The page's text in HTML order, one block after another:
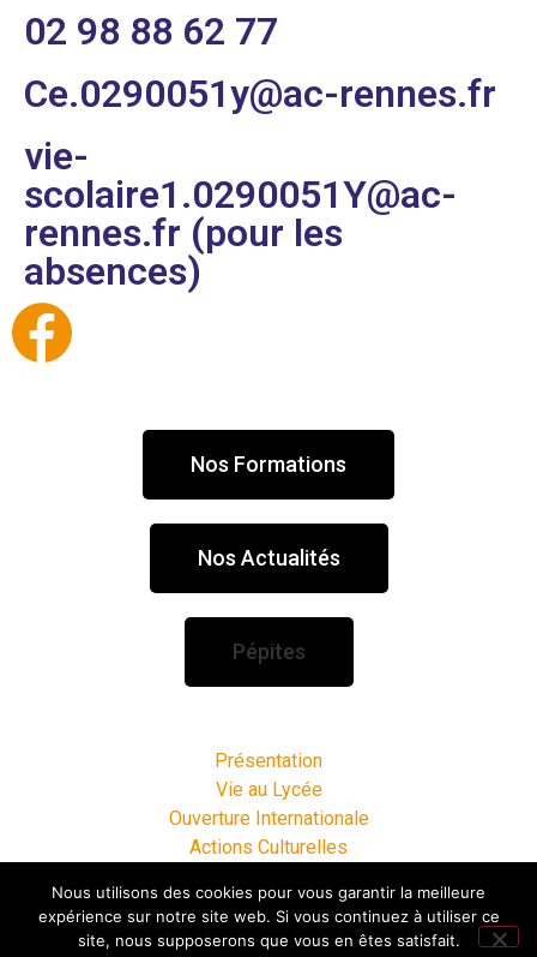
02 98 88 62 77
Ce.0290051y@ac-rennes.fr
vie-
scolaire1.0290051Y@ac-
rennes.fr (pour les
absences)
Nos Formations
Nos Actualités
Pépites
Présentation
Vie au Lycée
Ouverture Internationale
Actions Culturelles
Infos Pratiques
Nous utilisons des cookies pour vous garantir la meilleure
expérience sur notre site web. Si vous continuez à utiliser ce
site, nous supposerons que vous en êtes satisfait.